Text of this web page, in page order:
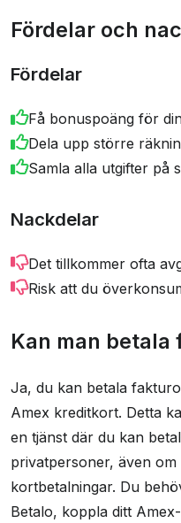
Fördelar och
Fördelar
Få bonuspoäng för
Dela upp större
Samla alla utgifter på
Nackdelar
Det tillkommer ofta
Risk att du
Kan man betala
Ja, du kan betala
Amex kreditkort. Detta
en tjänst där du kan
privatpersoner, även
kortbetalningar. Du
Betalo, koppla ditt